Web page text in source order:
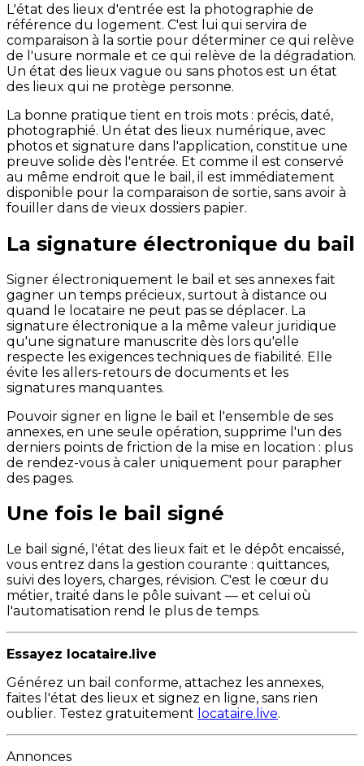
L'état des lieux d'entrée est la photographie de
référence du logement. C'est lui qui servira de
comparaison à la sortie pour déterminer ce qui relève
de l'usure normale et ce qui relève de la dégradation.
Un état des lieux vague ou sans photos est un état
des lieux qui ne protège personne.
La bonne pratique tient en trois mots : précis, daté,
photographié. Un état des lieux numérique, avec
photos et signature dans l'application, constitue une
preuve solide dès l'entrée. Et comme il est conservé
au même endroit que le bail, il est immédiatement
disponible pour la comparaison de sortie, sans avoir à
fouiller dans de vieux dossiers papier.
La signature électronique du bail
Signer électroniquement le bail et ses annexes fait
gagner un temps précieux, surtout à distance ou
quand le locataire ne peut pas se déplacer. La
signature électronique a la même valeur juridique
qu'une signature manuscrite dès lors qu'elle
respecte les exigences techniques de fiabilité. Elle
évite les allers-retours de documents et les
signatures manquantes.
Pouvoir signer en ligne le bail et l'ensemble de ses
annexes, en une seule opération, supprime l'un des
derniers points de friction de la mise en location : plus
de rendez-vous à caler uniquement pour parapher
des pages.
Une fois le bail signé
Le bail signé, l'état des lieux fait et le dépôt encaissé,
vous entrez dans la gestion courante : quittances,
suivi des loyers, charges, révision. C'est le cœur du
métier, traité dans le pôle suivant — et celui où
l'automatisation rend le plus de temps.
Essayez locataire.live
Générez un bail conforme, attachez les annexes,
faites l'état des lieux et signez en ligne, sans rien
oublier. Testez gratuitement locataire.live.
Annonces